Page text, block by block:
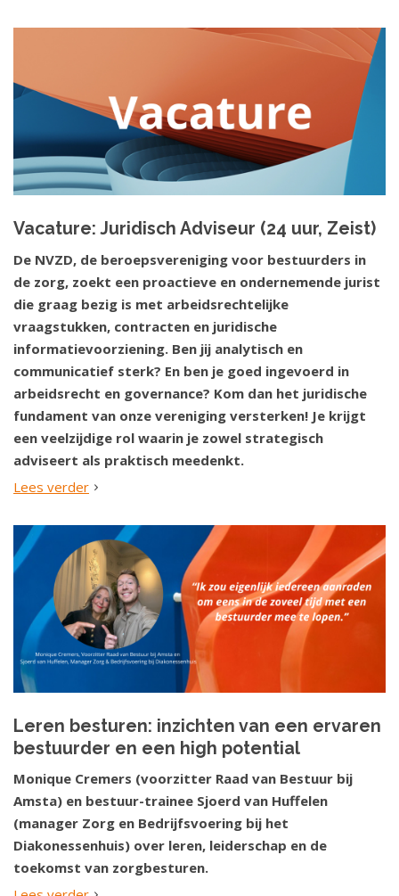
Vacature: Juridisch Adviseur (24 uur, Zeist)
De NVZD, de beroepsvereniging voor bestuurders in
de zorg, zoekt een proactieve en ondernemende jurist
die graag bezig is met arbeidsrechtelijke
vraagstukken, contracten en juridische
informatievoorziening. Ben jij analytisch en
communicatief sterk? En ben je goed ingevoerd in
arbeidsrecht en governance? Kom dan het juridische
fundament van onze vereniging versterken! Je krijgt
een veelzijdige rol waarin je zowel strategisch
adviseert als praktisch meedenkt.
Lees verder
Leren besturen: inzichten van een ervaren
bestuurder en een high potential
Monique Cremers (voorzitter Raad van Bestuur bij
Amsta) en bestuur-trainee Sjoerd van Huffelen
(manager Zorg en Bedrijfsvoering bij het
Diakonessenhuis) over leren, leiderschap en de
toekomst van zorgbesturen.